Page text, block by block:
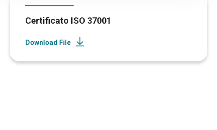
Certificato ISO 37001
Download File